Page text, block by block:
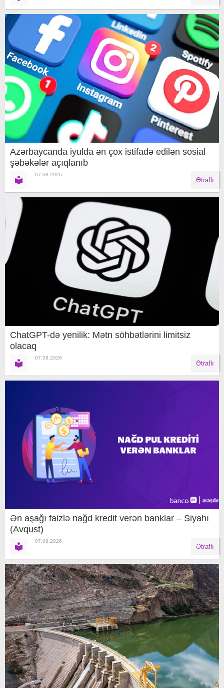
Azərbaycanda iyulda ən çox istifadə edilən sosial
şəbəkələr açıqlanıb
07.08.2026
Ətraflı
ChatGPT-də yenilik: Mətn söhbətlərini limitsiz
olacaq
07.08.2026
Ətraflı
Ən aşağı faizlə nağd kredit verən banklar – Siyahı
(Avqust)
07.08.2026
Ətraflı